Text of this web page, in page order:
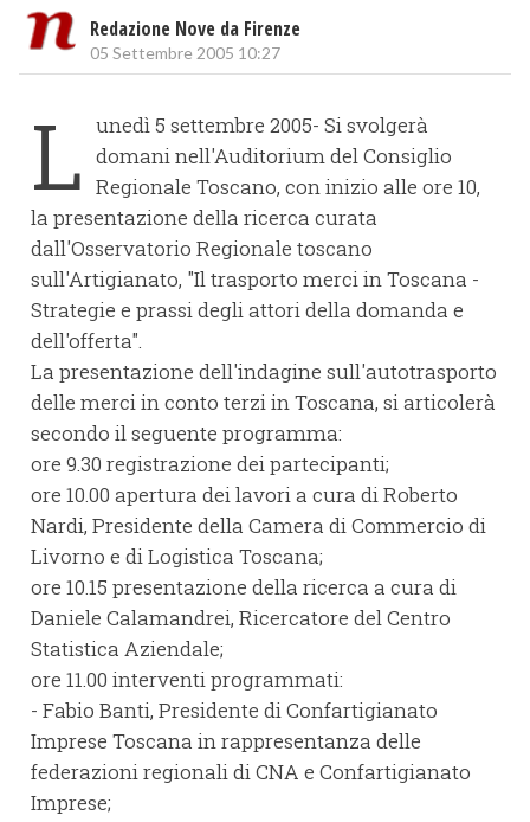
Redazione Nove da Firenze
05 Settembre 2005 10:27
L unedì 5 settembre 2005- Si svolgerà
domani nell'Auditorium del Consiglio
Regionale Toscano, con inizio alle ore 10,
la presentazione della ricerca curata
dall'Osservatorio Regionale toscano
sull'Artigianato, "Il trasporto merci in Toscana -
Strategie e prassi degli attori della domanda e
dell'offerta".
La presentazione dell'indagine sull'autotrasporto
delle merci in conto terzi in Toscana, si articolerà
secondo il seguente programma:
ore 9.30 registrazione dei partecipanti;
ore 10.00 apertura dei lavori a cura di Roberto
Nardi, Presidente della Camera di Commercio di
Livorno e di Logistica Toscana;
ore 10.15 presentazione della ricerca a cura di
Daniele Calamandrei, Ricercatore del Centro
Statistica Aziendale;
ore 11.00 interventi programmati:
- Fabio Banti, Presidente di Confartigianato
Imprese Toscana in rappresentanza delle
federazioni regionali di CNA e Confartigianato
Imprese;